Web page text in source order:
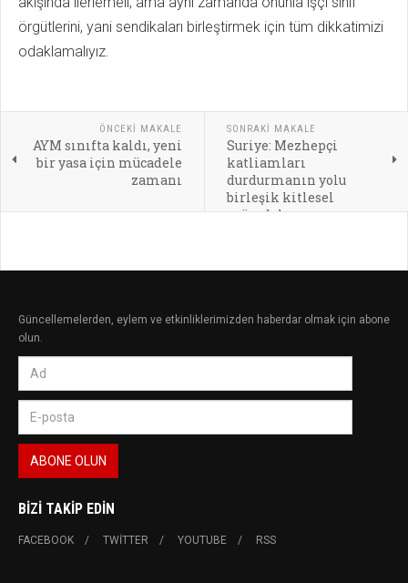
örgütlerini, yani sendikaları birleştirmek için tüm dikkatimizi
odaklamalıyız.
ÖNCEKI MAKALE
AYM sınıfta kaldı, yeni
bir yasa için mücadele
zamanı
SONRAKI MAKALE
Suriye: Mezhepçi
katliamları
durdurmanın yolu
birleşik kitlesel
mücadele
Güncellemelerden, eylem ve etkinliklerimizden haberdar olmak için abone
olun.
BIZI TAKIP EDIN
FACEBOOK TWITTER YOUTUBE RSS